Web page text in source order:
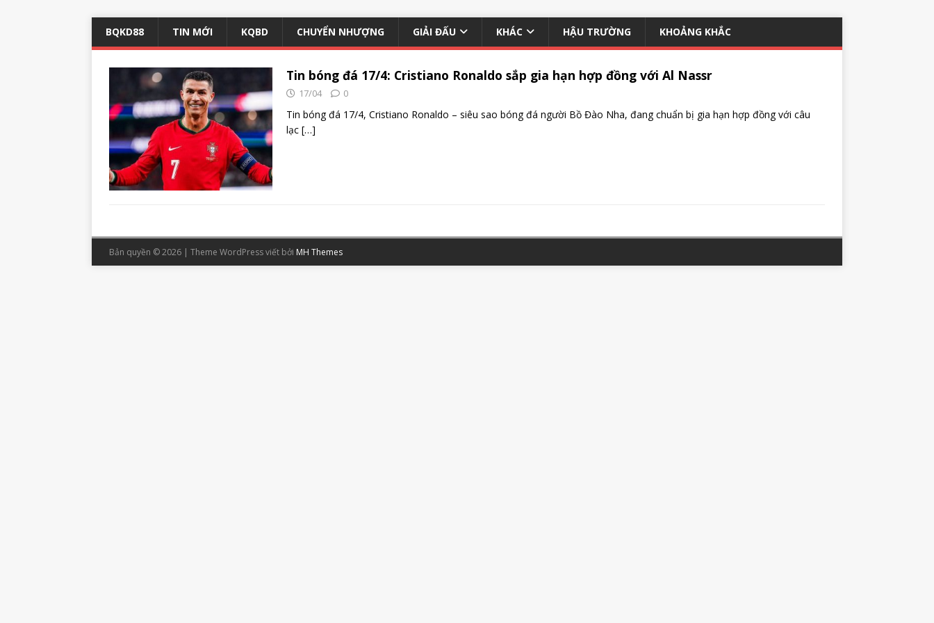
BQKD88 TIN MỚI KQBD CHUYỂN NHƯỢNG GIẢI ĐẤU KHÁC HẬU TRƯỜNG KHOẢNG KHẮC
Tin bóng đá 17/4: Cristiano Ronaldo sắp gia hạn hợp đồng với Al Nassr
17/04 0
Tin bóng đá 17/4, Cristiano Ronaldo – siêu sao bóng đá người Bồ Đào Nha, đang chuẩn bị gia hạn hợp đồng với câu
lạc […]
Bản quyền © 2026 | Theme WordPress viết bởi MH Themes